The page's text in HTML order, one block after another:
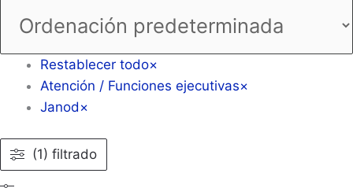
Restablecer todo×
Atención / Funciones ejecutivas×
Janod ×
(1) filtrado